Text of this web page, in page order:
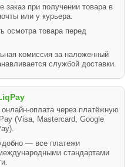
заказ при получении товара в
или у курьера.
осмотра товара перед
комиссия за наложенный
службой доставки.
онлайн-оплата через платёжную
(Visa, Mastercard, Google
— все платежи
стандартами